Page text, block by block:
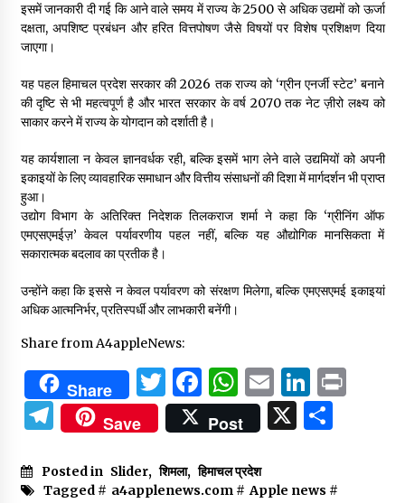
इसमें जानकारी दी गई कि आने वाले समय में राज्य के 2500 से अधिक उद्यमों को ऊर्जा
दक्षता, अपशिष्ट प्रबंधन और हरित वित्तपोषण जैसे विषयों पर विशेष प्रशिक्षण दिया
जाएगा।
यह पहल हिमाचल प्रदेश सरकार की 2026 तक राज्य को ‘ग्रीन एनर्जी स्टेट’ बनाने
की दृष्टि से भी महत्वपूर्ण है और भारत सरकार के वर्ष 2070 तक नेट ज़ीरो लक्ष्य को
साकार करने में राज्य के योगदान को दर्शाती है।
यह कार्यशाला न केवल ज्ञानवर्धक रही, बल्कि इसमें भाग लेने वाले उद्यमियों को अपनी
इकाइयों के लिए व्यावहारिक समाधान और वित्तीय संसाधनों की दिशा में मार्गदर्शन भी प्राप्त
हुआ।
उद्योग विभाग के अतिरिक्त निदेशक तिलकराज शर्मा ने कहा कि ‘ग्रीनिंग ऑफ
एमएसएमईज़’ केवल पर्यावरणीय पहल नहीं, बल्कि यह औद्योगिक मानसिकता में
सकारात्मक बदलाव का प्रतीक है।
उन्होंने कहा कि इससे न केवल पर्यावरण को संरक्षण मिलेगा, बल्कि एमएसएमई इकाइयां
अधिक आत्मनिर्भर, प्रतिस्पर्धी और लाभकारी बनेंगी।
Share from A4appleNews:
Share Twitter
Facebook
WhatsApp
Email
Telegram
Save Post X
Posted in Slider, शिमला, हिमाचल प्रदेश
Tagged # a4applenews.com# Apple news #